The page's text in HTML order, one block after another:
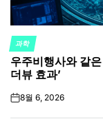
POSTED
IN
과학
우주비행사와 같
더뷰 효과’
on8월 6, 2026